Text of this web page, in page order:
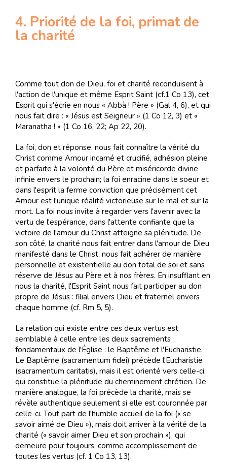
4. Priorité de la foi, primat de
la charité
Comme tout don de Dieu, foi et charité reconduisent à
l'action de l'unique et même Esprit Saint (cf.1 Co 13), cet
Esprit qui s'écrie en nous « Abbà ! Père » (Gal 4, 6), et qui
nous fait dire : « Jésus est Seigneur » (1 Co 12, 3) et «
Maranatha ! » (1 Co 16, 22; Ap 22, 20).
La foi, don et réponse, nous fait connaître la vérité du
Christ comme Amour incarné et crucifié, adhésion pleine
et parfaite à la volonté du Père et miséricorde divine
infinie envers le prochain; la foi enracine dans le soeur et
dans l'esprit la ferme conviction que précisément cet
Amour est l'unique réalité victorieuse sur le mal et sur la
mort. La foi nous invite à regarder vers l'avenir avec la
vertu de l'espérance, dans l'attente confiante que la
victoire de l'amour du Christ atteigne sa plénitude. De
son côté, la charité nous fait entrer dans l'amour de Dieu
manifesté dans le Christ, nous fait adhérer de manière
personnelle et existentielle au don total de soi et sans
réserve de Jésus au Père et à nos frères. En insufflant en
nous la charité, l'Esprit Saint nous fait participer au don
propre de Jésus : filial envers Dieu et fraternel envers
chaque homme (cf. Rm 5, 5).
La relation qui existe entre ces deux vertus est
semblable à celle entre les deux sacrements
fondamentaux de l'Église : le Baptême et l'Eucharistie.
Le Baptême (sacramentum fidei) précède l'Eucharistie
(sacramentum caritatis), mais il est orienté vers celle-ci,
qui constitue la plénitude du cheminement chrétien. De
manière analogue, la foi précède la charité, mais se
révèle authentique seulement si elle est couronnée par
celle-ci. Tout part de l'humble accueil de la foi (« se
savoir aimé de Dieu »), mais doit arriver à la vérité de la
charité (« savoir aimer Dieu et son prochain »), qui
demeure pour toujours, comme accomplissement de
toutes les vertus (cf. 1 Co 13, 13).